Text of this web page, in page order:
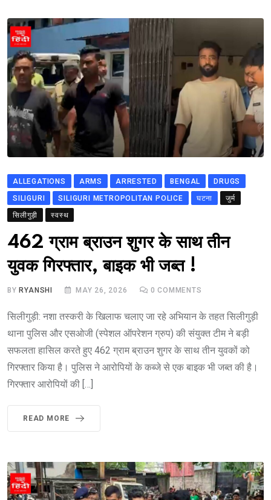
ALLEGATIONS ARMS ARRESTED BENGAL
DRUGS
SILIGURI
SILIGURI METROPOLITAN POLICE घटना
जुर्म
सिलीगुड़ी
स्वस्थ
462 ग्राम ब्राउन शुगर के साथ तीन
युवक गिरफ्तार, बाइक भी जब्त !
BY RYANSHI MAY 26, 2026 0 COMMENTS
सिलीगुड़ी: नशा तस्करी के खिलाफ चलाए जा रहे अभियान के तहत सिलीगुड़ी
थाना पुलिस और एसओजी (स्पेशल ऑपरेशन ग्रुप) की संयुक्त टीम ने बड़ी
सफलता हासिल करते हुए 462 ग्राम ब्राउन शुगर के साथ तीन युवकों को
गिरफ्तार किया है। पुलिस ने आरोपियों के कब्जे से एक बाइक भी जब्त की है।
गिरफ्तार आरोपियों की […]
READ MORE